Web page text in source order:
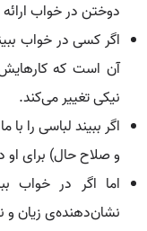
دوختن در خواب
اگر کسی در خواب
آن است که
نیکی تغییر می‌کند.
اگر ببیند لباسی را
و صلاح حال) برای او
اما اگر در خواب
نشان‌دهنده‌ی زیان